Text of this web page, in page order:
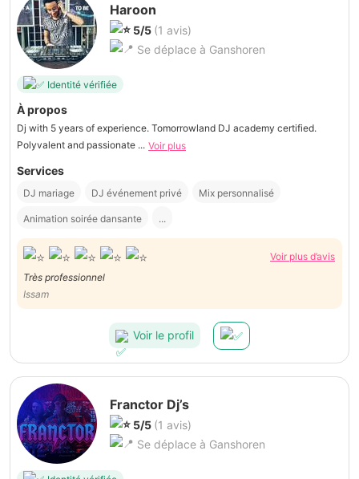
Haroon
5/5 (1 avis)
Se déplace à Ganshoren
Identité vérifiée
À propos
Dj with 5 years of experience. Tomorrowland DJ academy certified.
Polyvalent and passionate ... Voir plus
Services
DJ mariage DJ événement privé Mix personnalisé
Animation soirée dansante ...
Voir plus d’avis
Très professionnel
Issam
Voir le profil
Franctor Dj’s
5/5 (1 avis)
Se déplace à Ganshoren